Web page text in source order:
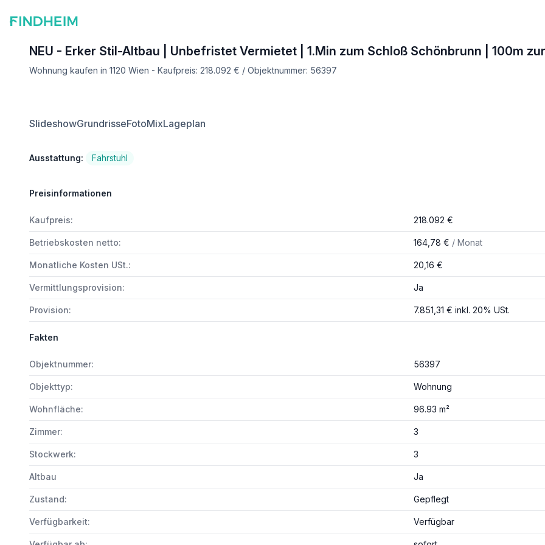
NEU - Erker Stil-Altbau | Unbefristet Vermietet | 1.Min zum Schloß Schönbrunn | 100m
Wohnung kaufen in 1120 Wien - Kaufpreis: 218.092 € / Objektnummer: 56397
SlideshowGrundrisseFotoMixLageplan
Ausstattung: Fahrstuhl
Preisinformationen
Kaufpreis: 218.092 €
Betriebskosten netto: 164,78 € / Monat
Monatliche Kosten USt.: 20,16 €
Vermittlungsprovision: Ja
Provision: 7.851,31 € inkl. 20% USt.
Fakten
Objektnummer: 56397
Objekttyp: Wohnung
Wohnfläche: 96.93 m²
Zimmer: 3
Stockwerk: 3
Altbau Ja
Zustand: Gepflegt
Verfügbarkeit: Verfügbar